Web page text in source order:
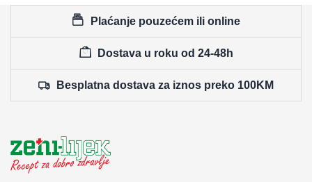
Plaćanje pouzećem ili online
Dostava u roku od 24-48h
Besplatna dostava za iznos preko 100KM